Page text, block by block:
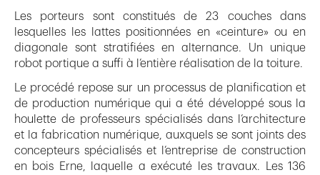
Les porteurs sont constitués de 23 couches dans
lesquelles les lattes positionnées en «ceinture» ou en
diagonale sont stratifiées en alternance. Un unique
robot portique a suffi à l’entière réalisation de la toiture.
Le procédé repose sur un processus de planification et
de production numérique qui a été développé sous la
houlette de professeurs spécialisés dans l’architecture
et la fabrication numérique, auxquels se sont joints des
concepteurs spécialisés et l’entreprise de construction
en bois Erne, laquelle a exécuté les travaux. Les 136